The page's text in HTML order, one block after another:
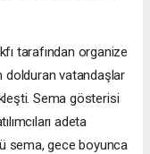
tarafından organize
dolduran vatandaşlar
Sema gösterisi
adeta
sema, gece boyunca